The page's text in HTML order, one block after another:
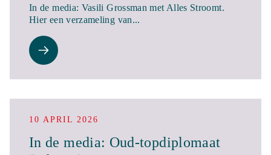
In de media: Vasili Grossman met Alles Stroomt.
Hier een verzameling van...
10 APRIL 2026
In de media: Oud-topdiplomaat